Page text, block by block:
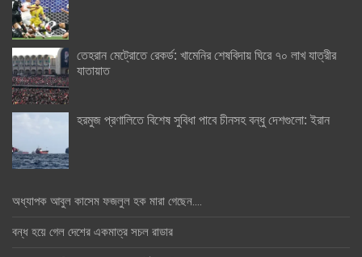
তেহরান মেট্রোতে রেকর্ড: খামেনির শেষবিদায় ঘিরে ৭০ লাখ যাত্রীর
যাতায়াত
হরমুজ প্রণালিতে বিশেষ সুবিধা পাবে চীনসহ বন্ধু দেশগুলো: ইরান
অধ্যাপক আবুল কাসেম ফজলুল হক মারা গেছেন….
বন্ধ হয়ে গেল দেশের একমাত্র সচল রাডার